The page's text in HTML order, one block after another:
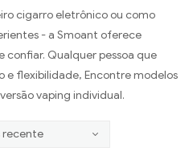
cigarro eletrônico ou como
- a Smoant oferece
confiar. Qualquer pessoa que
flexibilidade, Encontre modelos
vaping individual.